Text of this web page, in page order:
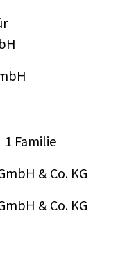
Familie
& Co. KG
& Co. KG